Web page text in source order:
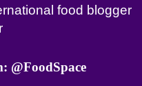
food blogger
@FoodSpace